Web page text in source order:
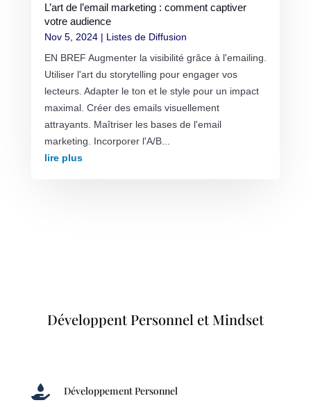
L’art de l’email marketing : comment captiver
votre audience
Nov 5, 2024| Listes de Diffusion
EN BREF Augmenter la visibilité grâce à l'emailing.
Utiliser l'art du storytelling pour engager vos
lecteurs. Adapter le ton et le style pour un impact
maximal. Créer des emails visuellement
attrayants. Maîtriser les bases de l'email
marketing. Incorporer l'A/B...
lire plus
Développent Personnel et Mindset
 Développement Personnel